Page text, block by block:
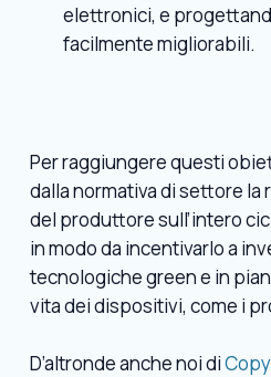
elettronici, e
facilmente migliorabili.
Per raggiungere questi
dalla normativa di settore
del produttore sull’intero
in modo da incentivarlo a
tecnologiche green e in
vita dei dispositivi, come i
D’altronde anche noi di